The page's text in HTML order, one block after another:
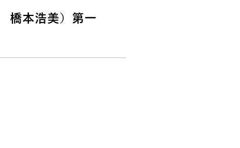
橋本浩美）第一